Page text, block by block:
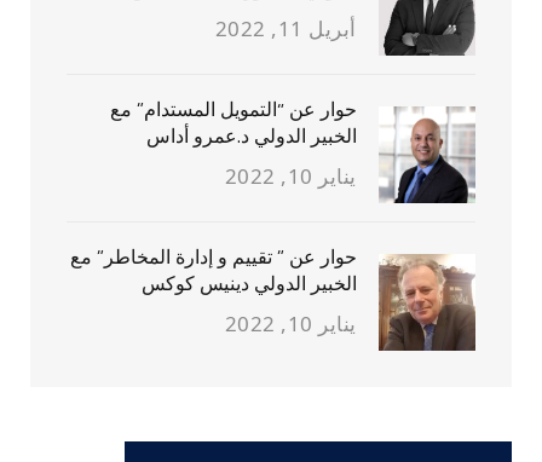
أبريل 11, 2022
حوار عن “التمويل المستدام” مع
الخبير الدولي د.عمرو أداس
يناير 10, 2022
حوار عن ” تقييم و إدارة المخاطر” مع
الخبير الدولي دينيس كوكس
يناير 10, 2022